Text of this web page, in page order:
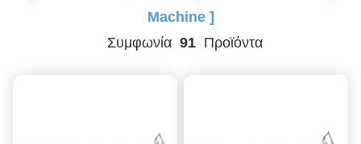
Machine ]
Συμφωνία 91Προϊόντα